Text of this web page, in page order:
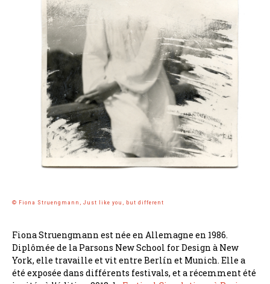
© Fiona Struengmann, Just like you, but different
Fiona Struengmann est née en Allemagne en 1986.
Diplômée de la Parsons New School for Design à New
York, elle travaille et vit entre Berlín et Munich. Elle a
été exposée dans différents festivals, et a récemment été